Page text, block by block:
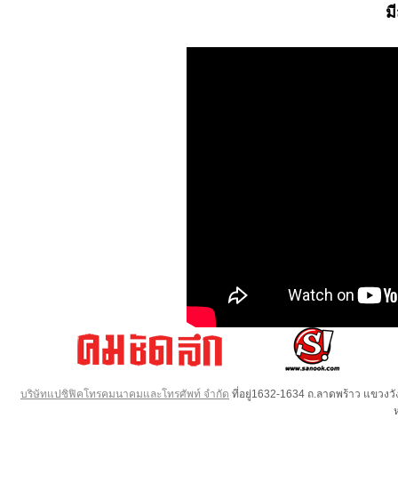
บริษัทแปซิฟิคโทรคมนาคมและโทรศัพท์ จำกัด ที่อยู่1632-1634 ถ.ลาดพร้าว แขวง